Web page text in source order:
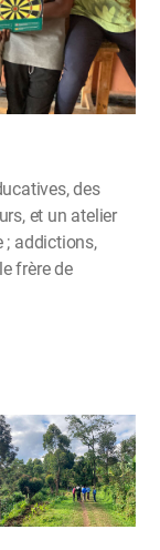
des
et un atelier
; addictions,
frère de